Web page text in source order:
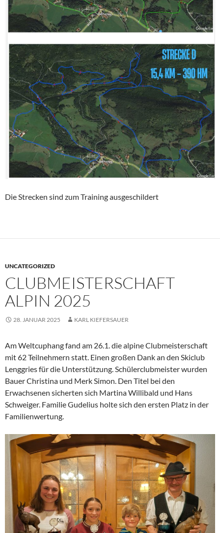
Die Strecken sind zum Training ausgeschildert
UNCATEGORIZED
CLUBMEISTERSCHAFT
ALPIN 2025
28. JANUAR 2025 KARL KIEFERSAUER
Am Weltcuphang fand am 26.1. die alpine Clubmeisterschaft
mit 62 Teilnehmern statt. Einen großen Dank an den Skiclub
Lenggries für die Unterstützung. Schülerclubmeister wurden
Bauer Christina und Merk Simon. Den Titel bei den
Erwachsenen sicherten sich Martina Willibald und Hans
Schweiger. Familie Gudelius holte sich den ersten Platz in der
Familienwertung.